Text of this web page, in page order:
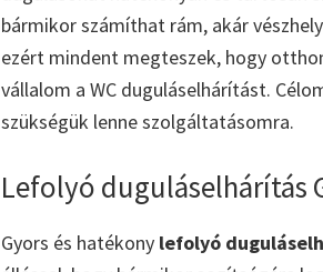
bármikor számíthat rám, akár
ezért mindent megteszek, hogy
vállalom a WC duguláselhárítást.
szükségük lenne szolgáltatásomra.
Lefolyó duguláselhárítás
Gyors és hatékony lefolyó